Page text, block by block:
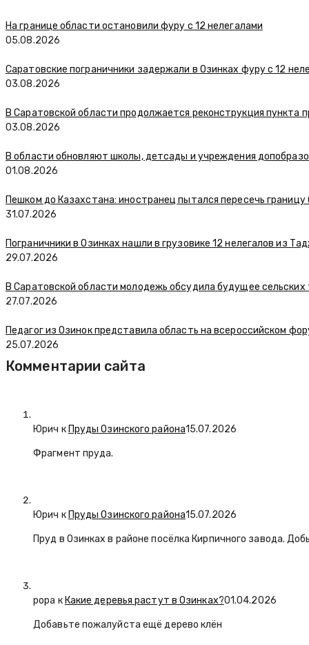
На границе области остановили фуру с 12 нелегалами
05.08.2026
Саратовские пограничники задержали в Озинках фуру с 12
03.08.2026
В Саратовской области продолжается реконструкция пункта
03.08.2026
В области обновляют школы, детсады и учреждения
01.08.2026
Пешком до Казахстана: иностранец пытался пересечь
31.07.2026
Пограничники в Озинках нашли в грузовике 12 нелегалов из
29.07.2026
В Саратовской области молодежь обсудила будущее сельских
27.07.2026
Педагог из Озинок представила область на всероссийском
25.07.2026
Комментарии сайта
Юрич к Пруды Озинского района15.07.2026
Фрагмент пруда.
Юрич к Пруды Озинского района15.07.2026
Пруд в Озинках в районе посёлка Кирпичного завода.
popa к Какие деревья растут в Озинках?01.04.2026
Добавьте пожалуйста ещё дерево клён